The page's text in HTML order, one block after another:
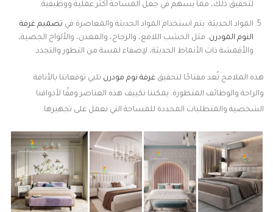
لتحقيق ذلك، مما يسهم في جعل المساحة أكثر عملية ووظيفية.
المواد الحديثة: يتم استخدام المواد الحديثة والمعاصرة في تصميم غرفة
النوم المودرن. مثل الخشب اللامع، والزجاج، والمعدن، والألواح الجصية،
والأقمشة ذات الأنماط الحديثة، لإضفاء لمسة من التطور والتجدد.
هذه الملامح تُعد مفتاحًا لتحقيق غرفة نوم مودرن تلبي توقعاتنا بالأناقة
والراحة والوظائف المتطورة. يمكننا تكييف هذه العناصر وفقًا لأذواقنا
الشخصية والمتطلبات المحددة للمساحة التي نعمل على تجهيزها.